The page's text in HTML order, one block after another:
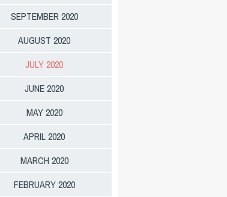
SEPTEMBER 2020
AUGUST 2020
JULY 2020
JUNE 2020
MAY 2020
APRIL 2020
MARCH 2020
FEBRUARY 2020